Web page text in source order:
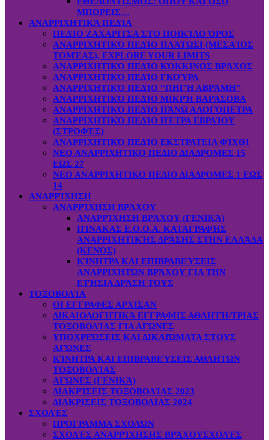
ΜΠΟΡΕΙΣ…
ΑΝΑΡΡΙΧΗΤΙΚΆ ΠΕΔΊΑ
ΠΕΔΊΟ ΖΑΧΑΡΙΤΣΑ ΣΤΟ ΠΟΙΚΊΛΟ ΌΡΟΣ
ΑΝΑΡΡΙΧΗΤΙΚΌ ΠΕΔΊΟ ΠΛΆΤΩΣΙ (ΜΕΣΑΊΟΣ
ΤΟΜΈΑΣ), EXPLORE YOUR LIMITS
ΑΝΑΡΡΙΧΗΤΙΚΌ ΠΕΔΊΟ ΚΌΚΚΙΝΟΣ ΒΡΆΧΟΣ
ΑΝΑΡΡΙΧΗΤΙΚΌ ΠΕΔΊΟ ΓΚΟΎΡΑ
ΑΝΑΡΡΙΧΗΤΙΚΌ ΠΕΔΊΟ “ΠΗΓΉ ΑΒΡΆΜΗ”
ΑΝΑΡΡΙΧΗΤΙΚΌ ΠΕΔΊΟ ΜΙΚΡΉ ΒΑΡΆΣΟΒΑ
ΑΝΑΡΡΙΧΗΤΙΚΌ ΠΕΔΊΟ ΠΆΝΩ ΑΛΟΓΌΠΕΤΡΑ
ΑΝΑΡΡΙΧΗΤΙΚΌ ΠΕΔΊΟ ΠΈΤΡΑ ΕΒΡΑΊΟΥ
(ΣΤΡΟΦΈΣ)
ΑΝΑΡΡΙΧΗΤΙΚΌ ΠΕΔΊΟ ΕΚΣΤΡΑΤΕΙΑ ΦΊΧΘΙ
ΝΕΟ ΑΝΑΡΡΙΧΗΤΙΚΟ ΠΕΔΙΟ ΔΙΑΔΡΟΜΕΣ 15
ΕΩΣ 27
ΝΕΟ ΑΝΑΡΡΙΧΗΤΙΚΟ ΠΕΔΙΟ ΔΙΑΔΡΟΜΕΣ 1 ΕΩΣ
14
ΑΝΑΡΡΊΧΗΣΗ
ΑΝΑΡΡΊΧΗΣΗ ΒΡΆΧΟΥ
ΑΝΑΡΡΊΧΗΣΗ ΒΡΆΧΟΥ (ΓΕΝΙΚΆ)
ΠΊΝΑΚΑΣ Ε.Ο.Ο.Α. ΚΑΤΑΓΡΑΦΉΣ
ΑΝΑΡΡΙΧΗΤΙΚΉΣ ΔΡΆΣΗΣ ΣΤΗΝ ΕΛΛΆΔΑ
(ΚΕΝΌΣ)
ΚΊΝΗΤΡΑ ΚΑΙ ΕΠΙΒΡΑΒΕΎΣΕΙΣ
ΑΝΑΡΡΙΧΗΤΏΝ ΒΡΆΧΟΥ ΓΙΑ ΤΗΝ
ΕΤΉΣΙΑ ΔΡΆΣΗ ΤΟΥΣ
ΤΟΞΟΒΟΛΊΑ
ΟΙ ΕΓΓΡΑΦΕΣ ΑΡΧΙΣΑΝ
ΔΙΚΑΙΟΛΟΓΗΤΙΚΆ ΕΓΓΡΑΦΗΣ ΑΘΛΗΤΉ/ΤΡΙΑΣ
ΤΟΞΟΒΟΛΊΑΣ ΓΙΑ ΑΓΏΝΕΣ
ΥΠΟΧΡΕΏΣΕΙΣ ΚΑΙ ΔΙΚΑΙΏΜΑΤΑ ΣΤΟΥΣ
ΑΓΏΝΕΣ
ΚΊΝΗΤΡΑ ΚΑΙ ΕΠΙΒΡΑΒΕΎΣΕΙΣ ΑΘΛΗΤΏΝ
ΤΟΞΟΒΟΛΊΑΣ
ΑΓΏΝΕΣ (ΓΕΝΙΚΆ)
ΔΙΑΚΡΊΣΕΙΣ ΤΟΞΟΒΟΛΊΑΣ 2023
ΔΙΑΚΡΙΣΕΙΣ ΤΟΞΟΒΟΛΙΑΣ 2024
ΣΧΟΛΈΣ
ΠΡΌΓΡΑΜΜΑ ΣΧΟΛΏΝ
ΣΧΟΛΈΣ ΑΝΑΡΡΊΧΗΣΗΣ ΒΡΆΧΟΥΣΧΟΛΈΣ